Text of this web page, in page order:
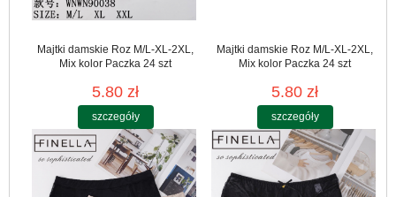
Majtki damskie Roz M/L-XL-2XL,
Mix kolor Paczka 24 szt
5.80 zł
szczegóły
Majtki damskie Roz M/L-XL-2XL,
Mix kolor Paczka 24 szt
5.80 zł
szczegóły